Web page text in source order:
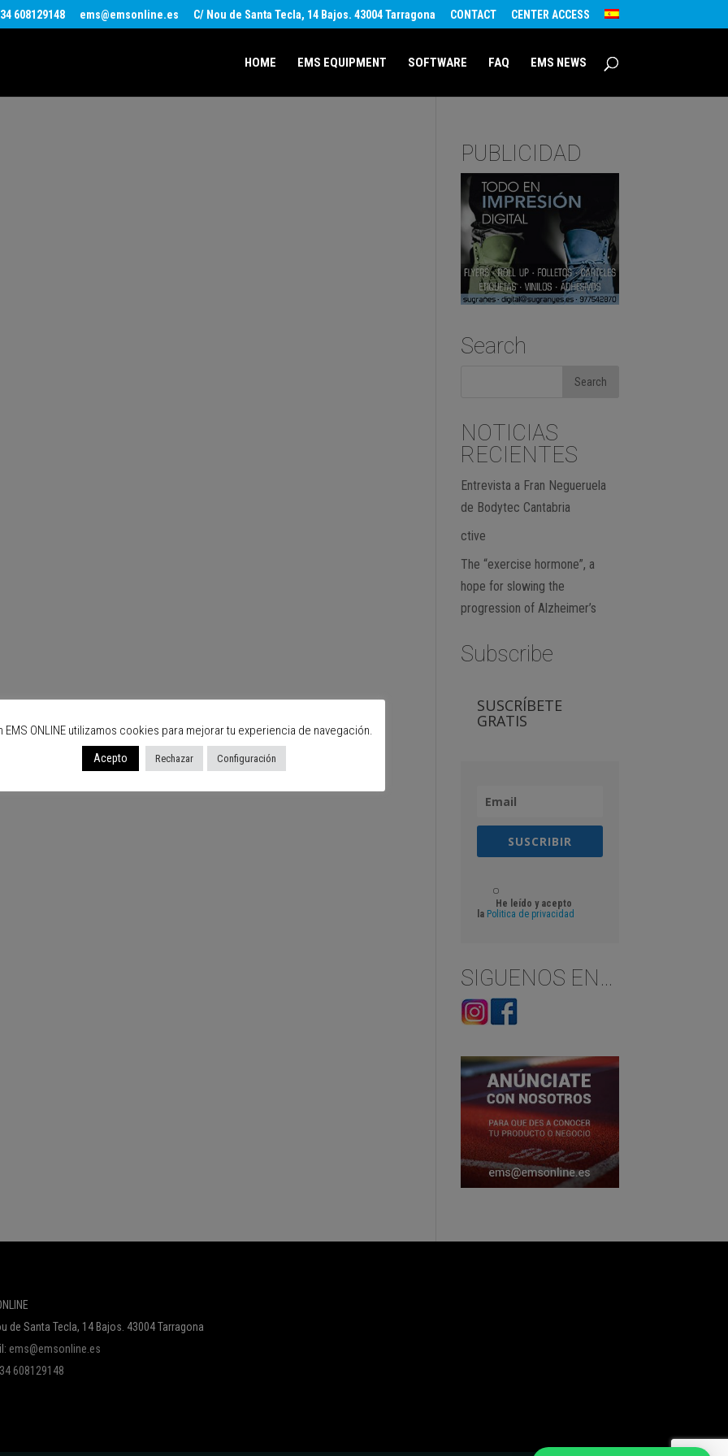
608129148 ems@emsonline.es C/ Nou de Santa Tecla, 14 Bajos. 43004 Tarragona CONTACT CENTER ACCESS
HOME EMS EQUIPMENT SOFTWARE FAQ EMS NEWS
PUBLICIDAD
Search
NOTICIAS
RECIENTES
Entrevista a Fran Negueruela
de Bodytec Cantabria
ctive
The “exercise hormone”, a
hope for slowing the
progression of Alzheimer’s
Subscribe
SUSCRÍBETE
GRATIS
SUSCRIBIR
He leído y acepto
la Politica de privacidad
SIGUENOS EN…
de Santa Tecla, 14 Bajos. 43004 Tarragona
ems@emsonline.es
608129148
EMS ONLINE utilizamos cookies para mejorar tu experiencia de navegación.
Acepto Rechazar Configuración